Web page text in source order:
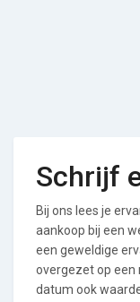
Schrijf
Bij ons lees je
aankoop bij een
een geweldige
overgezet op een
datum ook